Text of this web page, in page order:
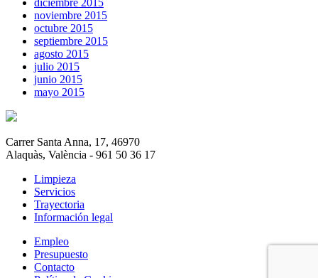
noviembre 2015
octubre 2015
septiembre 2015
agosto 2015
julio 2015
junio 2015
mayo 2015
Carrer Santa Anna, 17, 46970
Alaquàs, València - 961 50 36 17
Limpieza
Servicios
Trayectoria
Información legal
Empleo
Presupuesto
Contacto